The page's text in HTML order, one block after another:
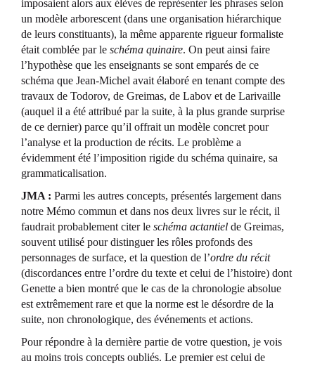
imposaient alors aux élèves de représenter les phrases selon
un modèle arborescent (dans une organisation hiérarchique
de leurs constituants), la même apparente rigueur formaliste
était comblée par le schéma quinaire. On peut ainsi faire
l’hypothèse que les enseignants se sont emparés de ce
schéma que Jean-Michel avait élaboré en tenant compte des
travaux de Todorov, de Greimas, de Labov et de Larivaille
(auquel il a été attribué par la suite, à la plus grande surprise
de ce dernier) parce qu’il offrait un modèle concret pour
l’analyse et la production de récits. Le problème a
évidemment été l’imposition rigide du schéma quinaire, sa
grammaticalisation.
JMA : Parmi les autres concepts, présentés largement dans
notre Mémo commun et dans nos deux livres sur le récit, il
faudrait probablement citer le schéma actantiel de Greimas,
souvent utilisé pour distinguer les rôles profonds des
personnages de surface, et la question de l’ordre du récit
(discordances entre l’ordre du texte et celui de l’histoire) dont
Genette a bien montré que le cas de la chronologie absolue
est extrêmement rare et que la norme est le désordre de la
suite, non chronologique, des événements et actions.
Pour répondre à la dernière partie de votre question, je vois
au moins trois concepts oubliés. Le premier est celui de